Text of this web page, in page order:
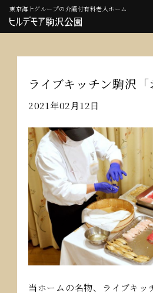
東京海上グループの介護付有料老人ホーム
ライブキッチン駒沢「
2021年02月12日
当ホームの名物、ライブキッ